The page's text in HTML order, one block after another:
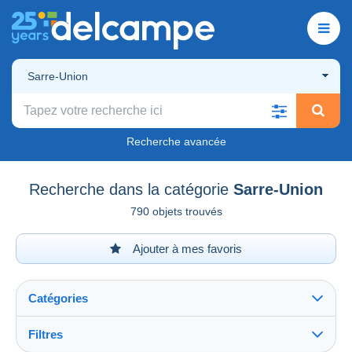
Sarre-Union
Recherche avancée
Recherche dans la catégorie Sarre-Union
790 objets trouvés
Ajouter à mes favoris
Catégories
Filtres